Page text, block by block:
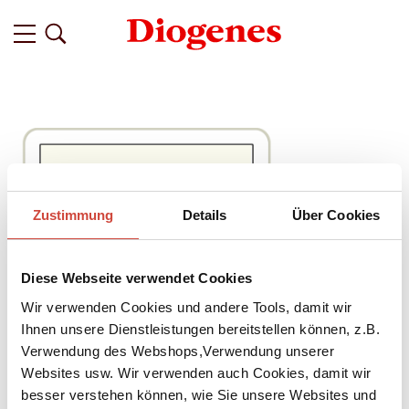
Zustimmung Details Über Cookies
Diese Webseite verwendet Cookies
Wir verwenden Cookies und andere Tools, damit wir
Ihnen unsere Dienstleistungen bereitstellen können, z.B.
Verwendung des Webshops,Verwendung unserer
Websites usw. Wir verwenden auch Cookies, damit wir
besser verstehen können, wie Sie unsere Websites und